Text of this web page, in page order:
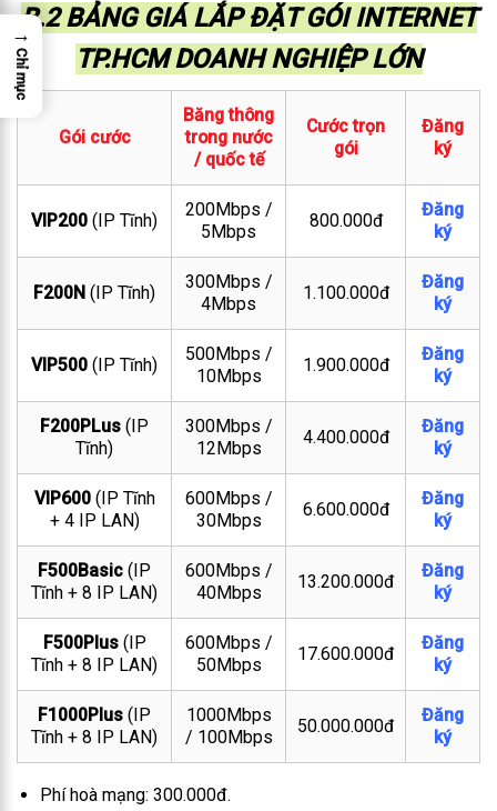
B.2 BẢNG GIÁ LẮP ĐẶT GÓI INTERNET
TP.HCM DOANH NGHIỆP LỚN
Gói cước
Băng thông
trong nước
/ quốc tế
Cước trọn
gói
Đăng
ký
VIP200 (IP Tĩnh)
200Mbps /
5Mbps
800.000đ
Đăng
ký
F200N (IP Tĩnh)
300Mbps /
4Mbps
1.100.000đ
Đăng
ký
VIP500 (IP Tĩnh)
500Mbps /
10Mbps
1.900.000đ
Đăng
ký
F200PLus (IP
Tĩnh)
300Mbps /
12Mbps
4.400.000đ
Đăng
ký
VIP600(IP Tĩnh
+ 4 IP LAN)
600Mbps /
30Mbps
6.600.000đ
Đăng
ký
F500Basic (IP
Tĩnh + 8 IP LAN)
600Mbps /
40Mbps
13.200.000đ
Đăng
ký
F500Plus(IP
Tĩnh + 8 IP LAN)
600Mbps /
50Mbps
17.600.000đ
Đăng
ký
F1000Plus (IP
Tĩnh + 8 IP LAN)
1000Mbps
/ 100Mbps
50.000.000đ
Đăng
ký
Phí hoà mạng: 300.000đ.
→
Chỉ mục